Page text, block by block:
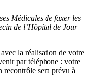
Médicales de faxer les
de l’Hôpital de Jour –
la réalisation de votre
par téléphone : votre
recontrôle sera prévu à